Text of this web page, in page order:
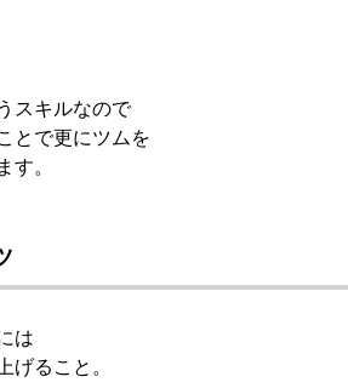
スキルなので
とで更にツムを
す。
は
げること。